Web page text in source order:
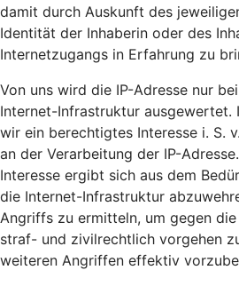
damit durch Auskunft des
Identität der Inhaberin oder des
Internetzugangs in Erfahrung zu
Von uns wird die IP-Adresse nur
Internet-Infrastruktur ausgewertet.
wir ein berechtigtes Interesse i. S.
an der Verarbeitung der IP-
Interesse ergibt sich aus dem
die Internet-Infrastruktur
Angriffs zu ermitteln, um gegen
straf- und zivilrechtlich vorgehen
weiteren Angriffen effektiv